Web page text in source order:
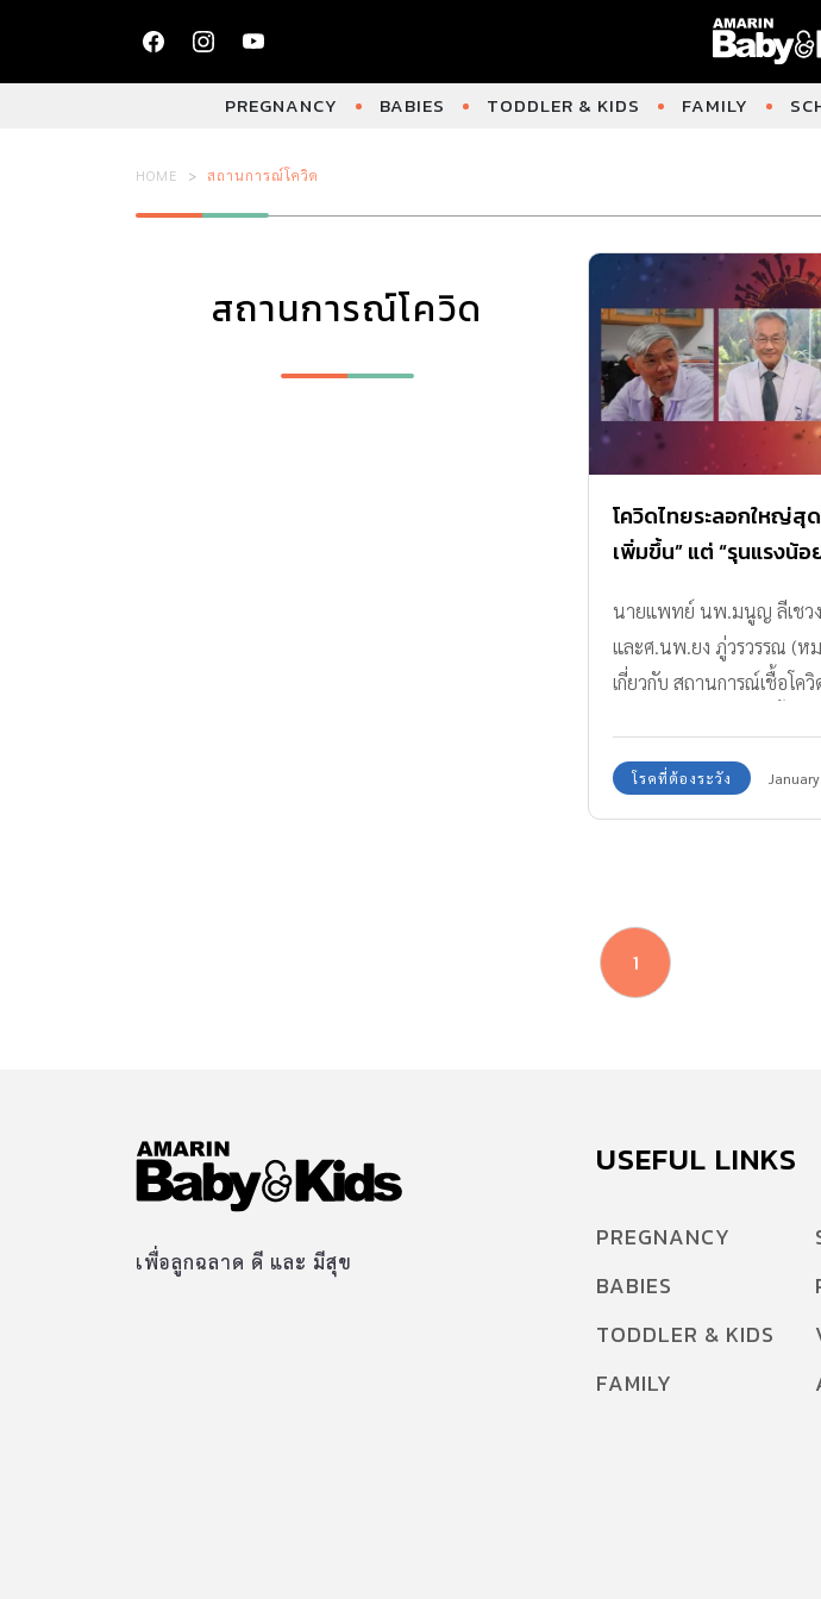
PREGNANCY BABIES TODDLER & KIDS FAMILY
HOME สถานการณ์โควิด
สถานการณ์โควิด
โควิดไทยระลอกใหญ่สุ
เพิ่มขึ้น” แต่ “รุนแรงน้อ
นายแพทย์ นพ.มนูญ ลีเชว
และศ.นพ.ยง ภู่วรวรรณ (ห
เกี่ยวกับ สถานการณ์เชื้อโค
โรคที่ต้องระวัง
1
เพื่อลูกฉลาด ดี และ มีสุข
USEFUL LINKS
PREGNANCY
BABIES
TODDLER & KIDS
FAMILY